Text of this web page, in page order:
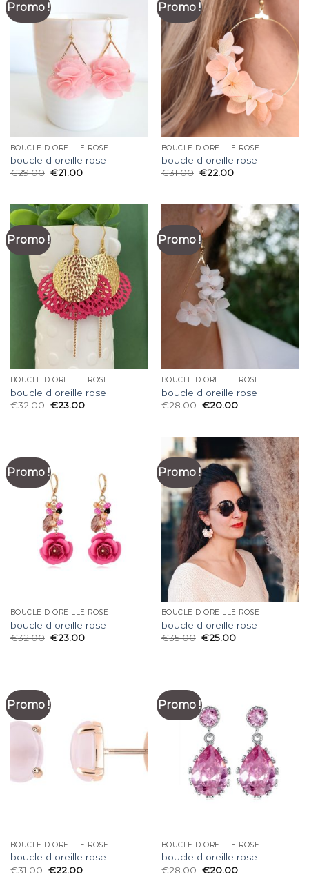
Promo !
BOUCLE D OREILLE ROSE
boucle d oreille rose
€29.00 €21.00
Promo !
BOUCLE D OREILLE ROSE
boucle d oreille rose
€31.00 €22.00
Promo !
BOUCLE D OREILLE ROSE
boucle d oreille rose
€32.00 €23.00
Promo !
BOUCLE D OREILLE ROSE
boucle d oreille rose
€28.00 €20.00
Promo !
BOUCLE D OREILLE ROSE
boucle d oreille rose
€32.00 €23.00
Promo !
BOUCLE D OREILLE ROSE
boucle d oreille rose
€35.00 €25.00
Promo !
BOUCLE D OREILLE ROSE
boucle d oreille rose
€31.00 €22.00
Promo !
BOUCLE D OREILLE ROSE
boucle d oreille rose
€28.00 €20.00